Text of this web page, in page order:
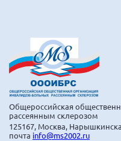
Общероссийская
рассеянным склерозом
125167, Москва,
почта info@ms2002.ru